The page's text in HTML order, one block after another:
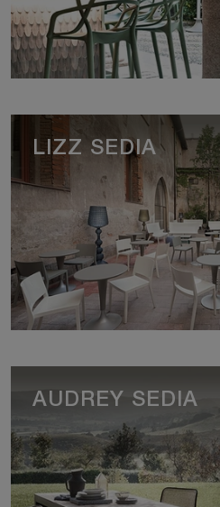
LIZZ SEDIA
AUDREY SEDIA